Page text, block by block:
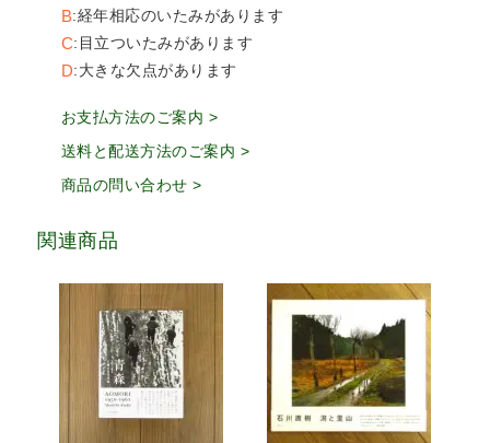
B 経年相応のいたみがあります
C 目立ついたみがあります
D 大きな欠点があります
お支払方法のご案内 >
送料と配送方法のご案内 >
商品の問い合わせ >
関連商品